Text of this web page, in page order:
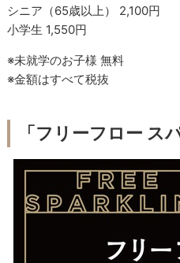
シニア（65歳以上） 2,100円
⼩学⽣ 1,550円
※未就学のお⼦様 無料
※⾦額はすべて税抜
「フリーフロー ス